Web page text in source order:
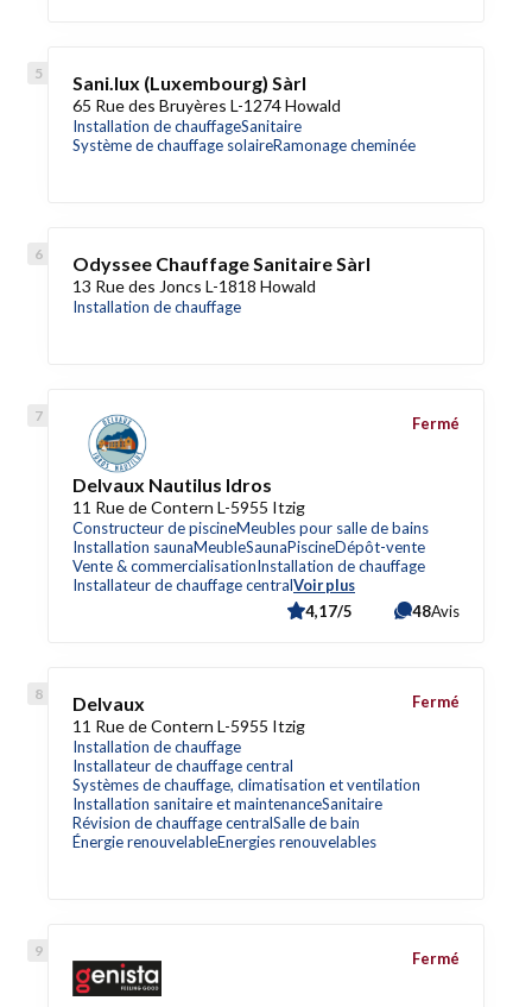
Sani.lux (Luxembourg) Sàrl
65 Rue des Bruyères L-1274 Howald
Installation de chauffageSanitaire
Système de chauffage solaireRamonage cheminée
Odyssee Chauffage Sanitaire Sàrl
13 Rue des Joncs L-1818 Howald
Installation de chauffage
Delvaux Nautilus Idros
11 Rue de Contern L-5955 Itzig
Constructeur de piscineMeubles pour salle de bains
Installation saunaMeubleSaunaPiscineDépôt-vente
Vente & commercialisationInstallation de chauffage
Installateur de chauffage centralVoir plus
Fermé
4,17/5 48Avis
Delvaux
11 Rue de Contern L-5955 Itzig
Installation de chauffage
Installateur de chauffage central
Systèmes de chauffage, climatisation et ventilation
Installation sanitaire et maintenanceSanitaire
Révision de chauffage centralSalle de bain
Énergie renouvelableEnergies renouvelables
Fermé
Fermé